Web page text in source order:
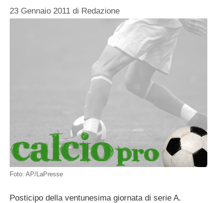
23 Gennaio 2011 di Redazione
Foto: AP/LaPresse
Posticipo della ventunesima giornata di serie A.